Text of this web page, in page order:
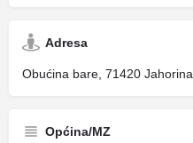
Adresa
Obućina bare, 71420 Jahorina
Općina/MZ